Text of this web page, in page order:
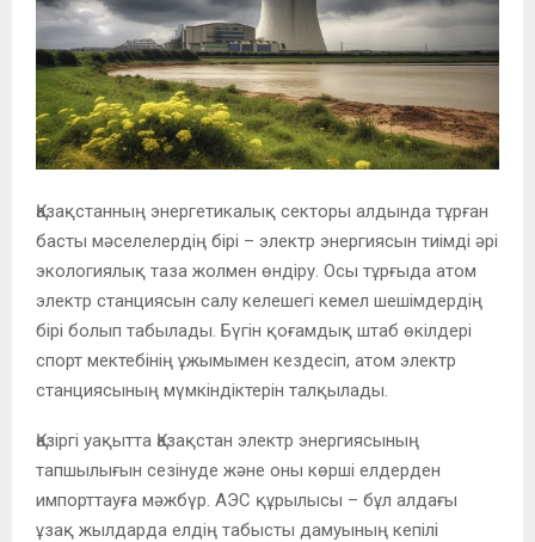
Қазақстанның энергетикалық секторы алдында тұрған
басты мәселелердің бірі – электр энергиясын тиімді әрі
экологиялық таза жолмен өндіру. Осы тұрғыда атом
электр станциясын салу келешегі кемел шешімдердің
бірі болып табылады. Бүгін қоғамдық штаб өкілдері
спорт мектебінің ұжымымен кездесіп, атом электр
станциясының мүмкіндіктерін талқылады.
Қазіргі уақытта Қазақстан электр энергиясының
тапшылығын сезінуде және оны көрші елдерден
импорттауға мәжбүр. АЭС құрылысы – бұл алдағы
ұзақ жылдарда елдің табысты дамуының кепілі